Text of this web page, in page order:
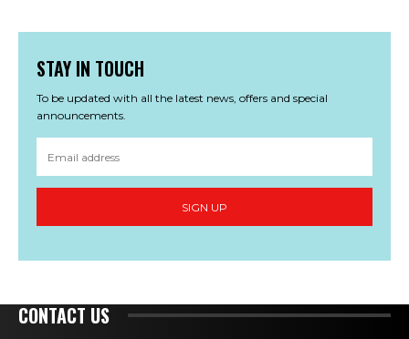
STAY IN TOUCH
To be updated with all the latest news, offers and special
announcements.
SIGN UP
CONTACT US